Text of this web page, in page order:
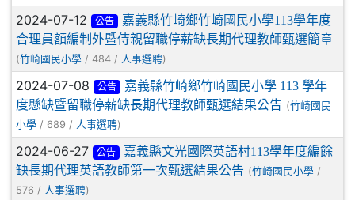
2024-07-12 公告
嘉義縣竹崎鄉竹崎國民小學113學年度
合理員額編制外暨侍親留職停薪缺長期代理教師甄選簡章
(竹崎國民小學 / 484 / 人事選聘)
2024-07-08 公告
嘉義縣竹崎鄉竹崎國民小學 113 學年
度懸缺暨留職停薪缺長期代理教師甄選結果公告 (竹崎國民
小學 / 689 / 人事選聘)
2024-06-27 公告
嘉義縣文光國際英語村113學年度編餘
缺長期代理英語教師第一次甄選結果公告 (竹崎國民小學 /
576 / 人事選聘)